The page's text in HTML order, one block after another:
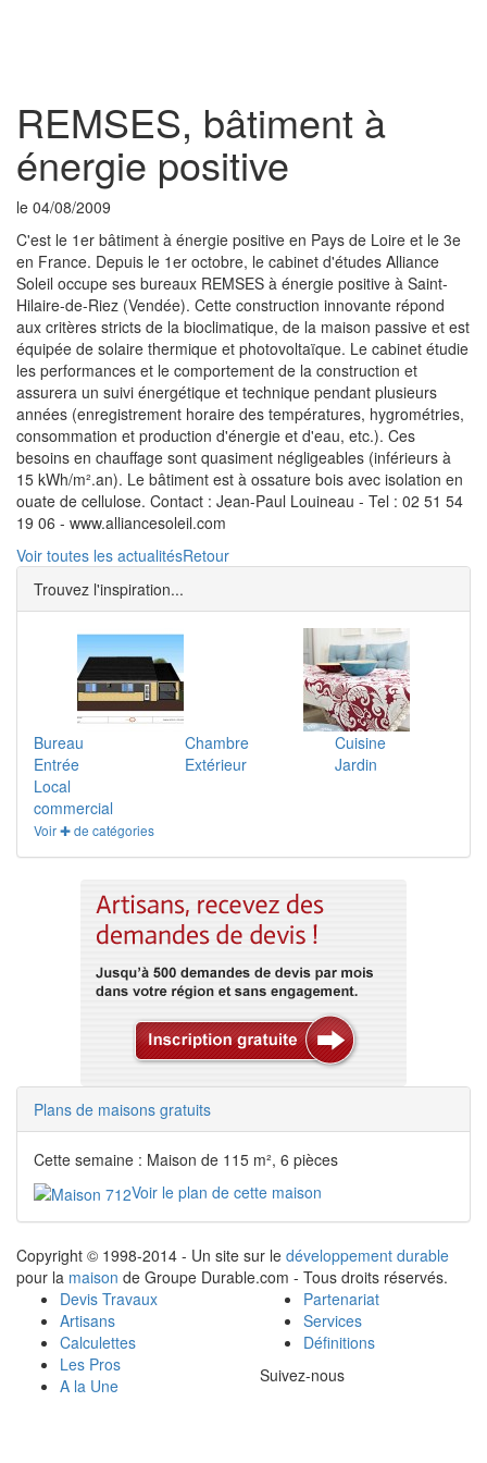
REMSES, bâtiment à
énergie positive
le 04/08/2009
C'est le 1er bâtiment à énergie positive en Pays de Loire et le 3e
en France. Depuis le 1er octobre, le cabinet d'études Alliance
Soleil occupe ses bureaux REMSES à énergie positive à Saint-
Hilaire-de-Riez (Vendée). Cette construction innovante répond
aux critères stricts de la bioclimatique, de la maison passive et est
équipée de solaire thermique et photovoltaïque. Le cabinet étudie
les performances et le comportement de la construction et
assurera un suivi énergétique et technique pendant plusieurs
années (enregistrement horaire des températures, hygrométries,
consommation et production d'énergie et d'eau, etc.). Ces
besoins en chauffage sont quasiment négligeables (inférieurs à
15 kWh/m².an). Le bâtiment est à ossature bois avec isolation en
ouate de cellulose. Contact : Jean-Paul Louineau - Tel : 02 51 54
19 06 - www.alliancesoleil.com
Voir toutes les actualitésRetour
Trouvez l'inspiration...
Bureau Chambre
Cuisine
Entrée
Extérieur
Jardin
Local
commercial
Voir ✚ de catégories
Plans de maisons gratuits
Cette semaine : Maison de 115 m², 6 pièces
Voir le plan de cette maison
Copyright © 1998-2014 - Un site sur le développement durable
pour la maison de Groupe Durable.com - Tous droits réservés.
Devis Travaux
Artisans
Calculettes
Les Pros
A la Une
Partenariat
Services
Définitions
Suivez-nous